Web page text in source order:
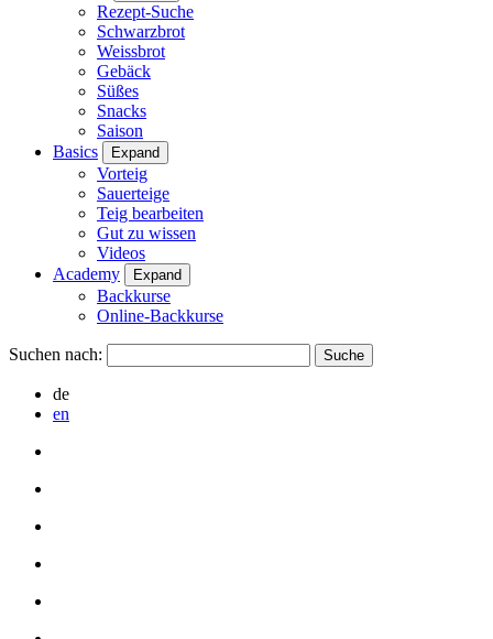
Rezept-Suche
Schwarzbrot
Weissbrot
Gebäck
Süßes
Snacks
Saison
Basics
Expand
Vorteig
Sauerteige
Teig bearbeiten
Gut zu wissen
Videos
Academy
Expand
Backkurse
Online-Backkurse
Suchen nach:
de
en